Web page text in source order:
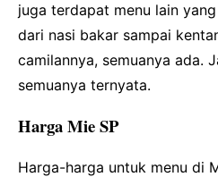
juga terdapat menu lain
dari nasi bakar sampai
camilannya, semuanya ada.
semuanya ternyata.
Harga Mie SP
Harga-harga untuk menu di